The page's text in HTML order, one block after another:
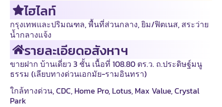
ไฮไลท์
กรุงเทพและปริมณฑล,พื้นที่ส่วนกลาง,ยิม/ฟิตเนส, สระว่าย
น้ำกลางแจ้ง
รายละเอียดอสังหาฯ
ขายฝาก บ้านเดี่ยว 3 ชั้น เนื้อที่ 108.80 ตร.ว. ถ.ประดิษฐ์มนู
ธรรม (เลียบทางด่วนเอกมัย-รามอินทรา)
ใกล้ทางด่วน, CDC, Home Pro, Lotus, Max Value, Crystal
Park